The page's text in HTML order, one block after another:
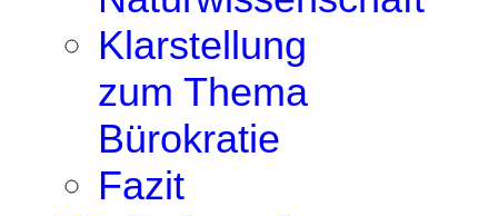
Klarstellung
zum Thema
Bürokratie
Fazit